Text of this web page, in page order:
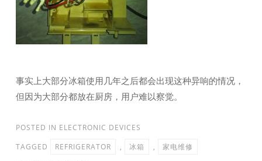
事实上大部分冰箱使用几年之后都会出现这种异响的情况，
但因为大部分都放在厨房，用户难以察觉。
POSTED IN ELECTRONIC DEVICES
TAGGED
REFRIGERATOR , 冰箱 ,
家电维修